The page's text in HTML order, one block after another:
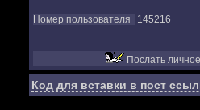
Номер пользователя 145216
Послать
Код для вставки в пост